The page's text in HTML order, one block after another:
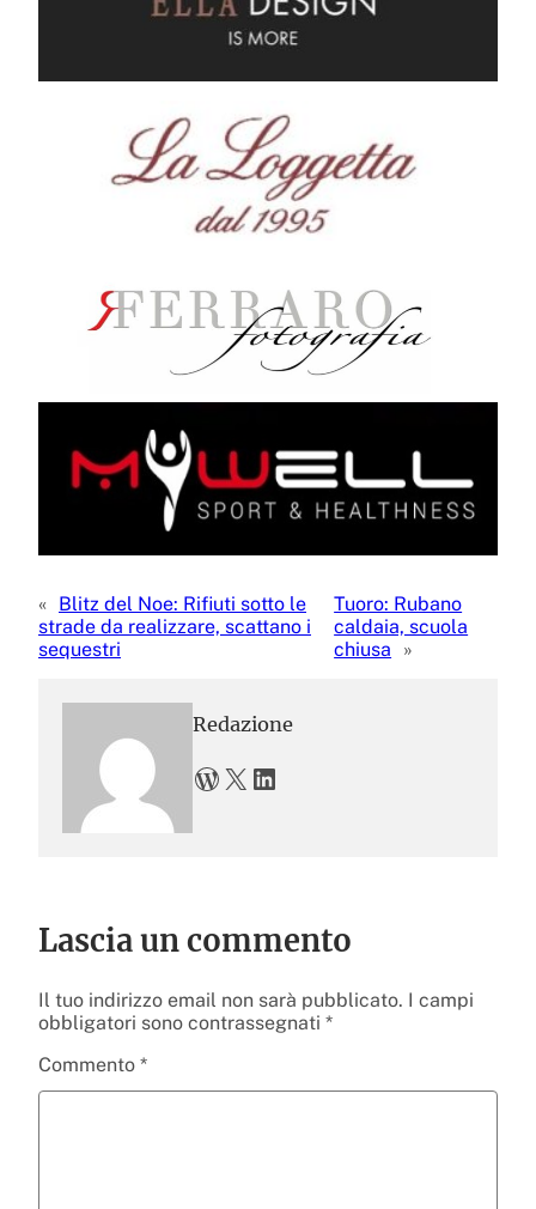
« Blitz del Noe: Rifiuti sotto le
strade da realizzare, scattano i
sequestri
Tuoro: Rubano
caldaia, scuola
chiusa
»
Redazione
WordPress X LinkedIn
Lascia un commento
Il tuo indirizzo email non sarà pubblicato. I campi
obbligatori sono contrassegnati *
Commento *